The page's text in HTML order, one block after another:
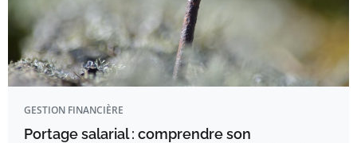
GESTION FINANCIÈRE
Portage salarial : comprendre son